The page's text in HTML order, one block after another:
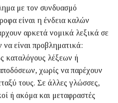
με τον συνδυασμό
είναι η ένδεια καλών
αρκετά νομικά λεξικά σε
είναι προβληματικά:
καταλόγους λέξεων ή
χωρίς να παρέχουν
τους. Σε άλλες γλώσσες,
ή ακόμα και μεταφραστές